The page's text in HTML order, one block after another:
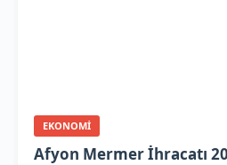
EKONOMI
Afyon Mermer İhracatı